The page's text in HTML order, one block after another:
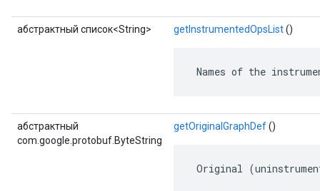
абстрактный список<String> getInstrumentedOpsList()
Names of the
абстрактный
com.google.protobuf.ByteString
getOriginalGraphDef()
Original